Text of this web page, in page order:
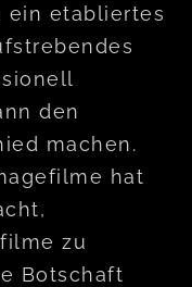
ein etabliertes
den
machen.
hat
zu
Botschaft